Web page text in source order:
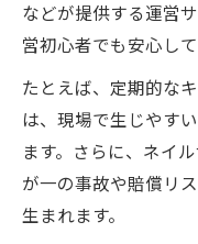
などが提供する運営
営初心者でも安心し
たとえば、定期的な
は、現場で生じやす
ます。さらに、ネイ
が一の事故や賠償リ
生まれます。